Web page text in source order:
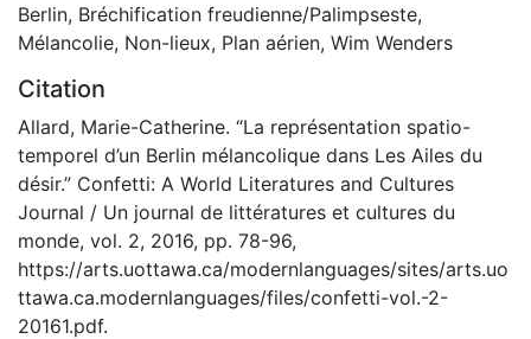
Berlin, Bréchification freudienne/Palimpseste,
Mélancolie, Non-lieux, Plan aérien, Wim Wenders
Citation
Allard, Marie-Catherine. “La représentation spatio-
temporel d’un Berlin mélancolique dans Les Ailes du
désir.” Confetti: A World Literatures and Cultures
Journal / Un journal de littératures et cultures du
monde, vol. 2, 2016, pp. 78-96,
https://arts.uottawa.ca/modernlanguages/sites/arts.uo
ttawa.ca.modernlanguages/files/confetti-vol.-2-
20161.pdf.